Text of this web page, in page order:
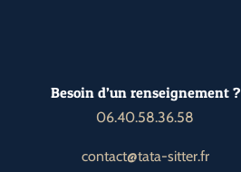
Besoin d’un renseignement ?
06.40.58.36.58
contact@tata-sitter.fr